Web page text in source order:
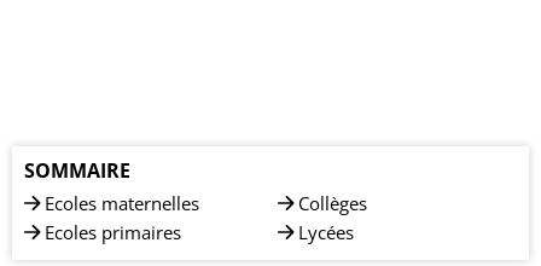
SOMMAIRE
Ecoles maternelles
Ecoles primaires
Collèges
Lycées